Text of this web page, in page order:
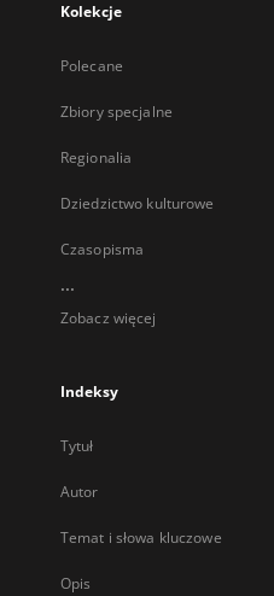
Kolekcje
Polecane
Zbiory specjalne
Regionalia
Dziedzictwo kulturowe
Czasopisma
...
Zobacz więcej
Indeksy
Tytuł
Autor
Temat i słowa kluczowe
Opis